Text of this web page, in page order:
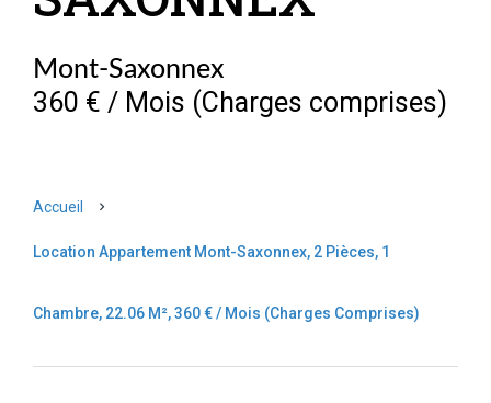
Mont-Saxonnex
360 € / Mois (Charges comprises)
Accueil
Location Appartement Mont-Saxonnex, 2 Pièces, 1
Chambre, 22.06 M², 360 € / Mois (Charges Comprises)